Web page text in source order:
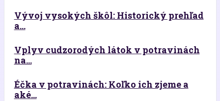
Vývoj vysokých škôl: Historický prehľad
a...
Vplyv cudzorodých látok v potravinách
na...
Éčka v potravinách: Koľko ich zjeme a
aké...